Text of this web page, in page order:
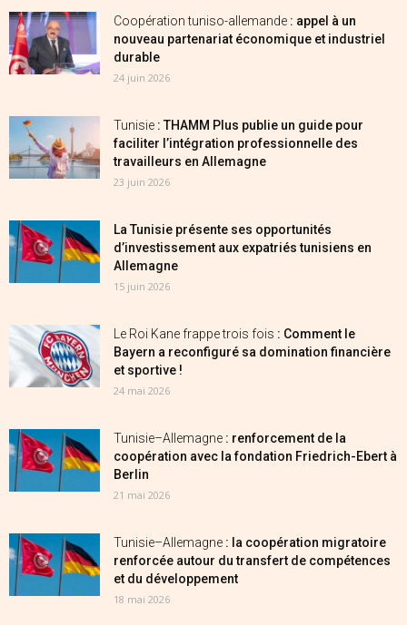
Coopération tuniso-allemande : appel à un
nouveau partenariat économique et industriel
durable
24 juin 2026
Tunisie : THAMM Plus publie un guide pour
faciliter l’intégration professionnelle des
travailleurs en Allemagne
23 juin 2026
La Tunisie présente ses opportunités
d’investissement aux expatriés tunisiens en
Allemagne
15 juin 2026
Le Roi Kane frappe trois fois : Comment le
Bayern a reconfiguré sa domination financière
et sportive !
24 mai 2026
Tunisie–Allemagne : renforcement de la
coopération avec la fondation Friedrich-Ebert à
Berlin
21 mai 2026
Tunisie–Allemagne : la coopération migratoire
renforcée autour du transfert de compétences
et du développement
18 mai 2026